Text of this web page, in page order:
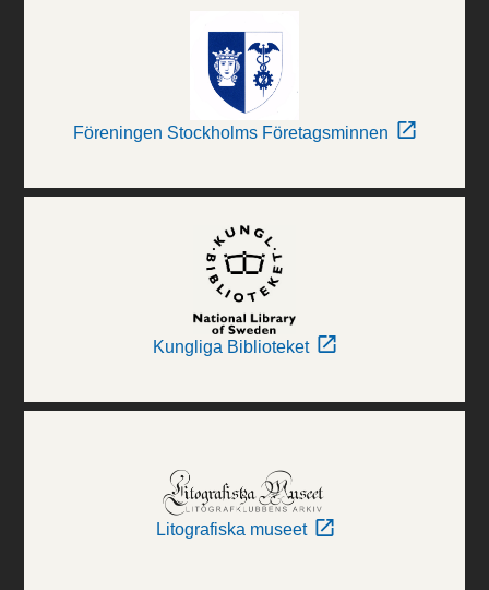
Föreningen Stockholms Företagsminnen
Kungliga Biblioteket
Litografiska museet